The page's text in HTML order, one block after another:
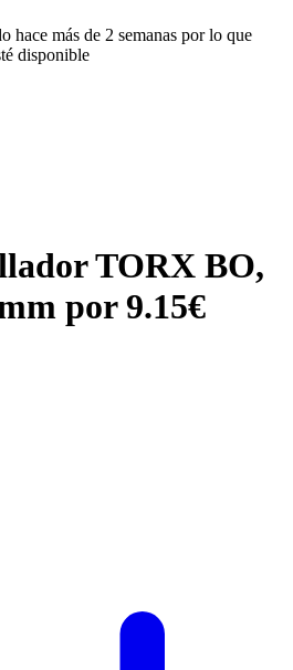
hace más de 2 semanas por lo que
disponible
TORX BO,
por 9.15€